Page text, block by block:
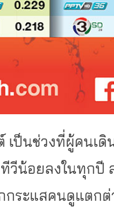
เป็นช่วงที่ผู้คนเ
วีน้อยลงในทุกปี
กระแสคนดูแตก